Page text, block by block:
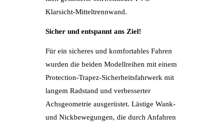
Klarsicht-Mitteltrennwand.
Sicher und entspannt ans Ziel!
Für ein sicheres und komfortables Fahren
wurden die beiden Modellreihen mit einem
Protection-Trapez-Sicherheitsfahrwerk mit
langem Radstand und verbesserter
Achsgeometrie ausgerüstet. Lästige Wank-
und Nickbewegungen, die durch Anfahren